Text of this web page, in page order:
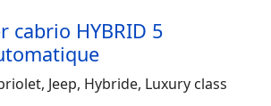
cabrio HYBRID 5
Jeep, Hybride, Luxury class